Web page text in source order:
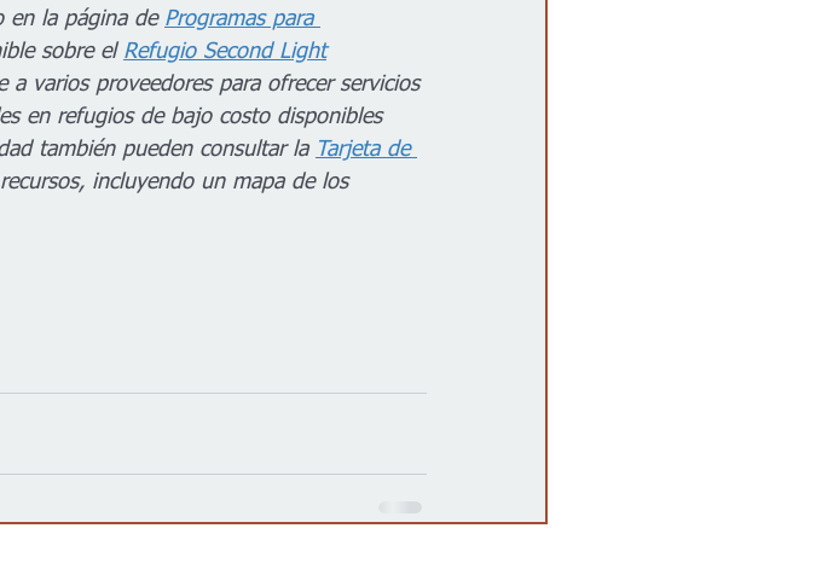
en la página de Programas para
sobre el Refugio Second Light
varios proveedores para ofrecer servicios
en refugios de bajo costo disponibles
también pueden consultar la Tarjeta de
incluyendo un mapa de los